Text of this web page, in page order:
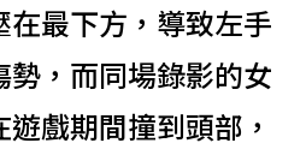
最下方，導致左手
，而同場錄影的女
戲期間撞到頭部，